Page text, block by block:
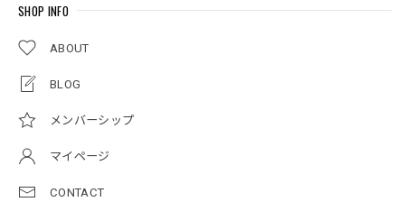
SHOP INFO
ABOUT
BLOG
メンバーシップ
マイページ
CONTACT